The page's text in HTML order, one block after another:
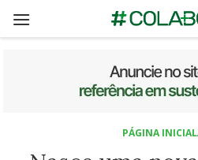
PÁGINA INICIAL